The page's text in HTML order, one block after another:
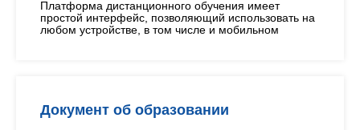
Платформа дистанционного обучения имеет
простой интерфейс, позволяющий использовать на
любом устройстве, в том числе и мобильном
Документ об образовании